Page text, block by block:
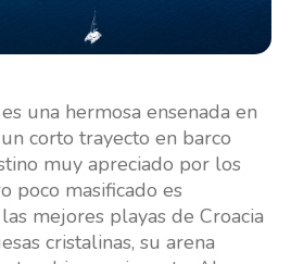
una hermosa ensenada en
corto trayecto en barco
muy apreciado por los
poco masificado es
mejores playas de Croacia
cristalinas, su arena